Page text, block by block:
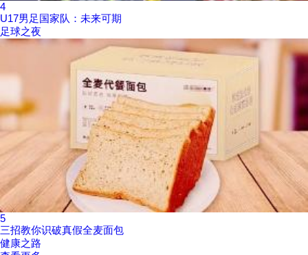
4
U17男足国家队：未来可期
足球之夜
5
三招教你识破真假全麦面包
健康之路